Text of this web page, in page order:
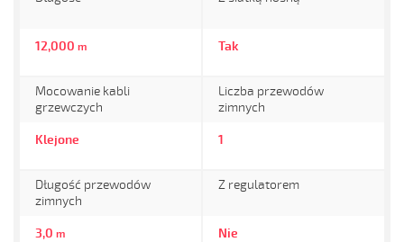
12,000 m Tak
Mocowanie kabli
grzewczych
Klejone
Liczba przewodów
zimnych
1
Długość przewodów
zimnych
3,0 m
Z regulatorem
Nie